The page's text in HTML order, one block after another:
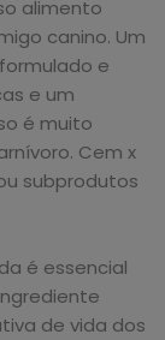
alimento
canino. Um
e
e um
é muito
Cem x
subprodutos
é essencial
de vida dos